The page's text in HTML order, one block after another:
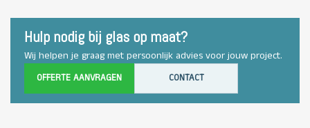
Hulp nodig bij glas op maat?
Wij helpen je graag met persoonlijk advies voor jouw project.
OFFERTE AANVRAGEN CONTACT